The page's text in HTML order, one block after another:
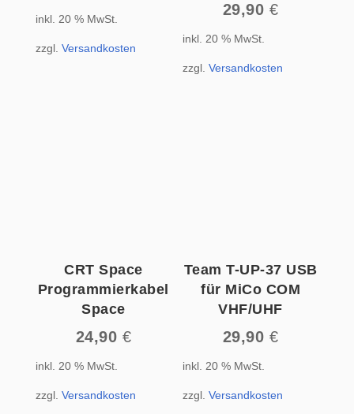
inkl. 20 % MwSt.
zzgl. Versandkosten
29,90 €
inkl. 20 % MwSt.
zzgl.Versandkosten
CRT Space
Programmierkabel
Space
24,90 €
inkl. 20 % MwSt.
zzgl. Versandkosten
Team T-UP-37 USB
für MiCo COM
VHF/UHF
29,90 €
inkl. 20 % MwSt.
zzgl.Versandkosten